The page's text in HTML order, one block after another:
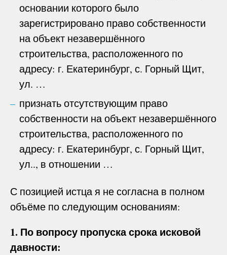
основании которого было
зарегистрировано право собственности
на объект незавершённого
строительства, расположенного по
адресу: г. Екатеринбург, с. Горный Щит,
ул. …
признать отсутствующим право
собственности на объект незавершённого
строительства, расположенного по
адресу: г. Екатеринбург, с. Горный Щит,
ул.., в отношении …
С позицией истца я не согласна в полном
объёме по следующим основаниям:
1. По вопросу пропуска срока исковой
давности: